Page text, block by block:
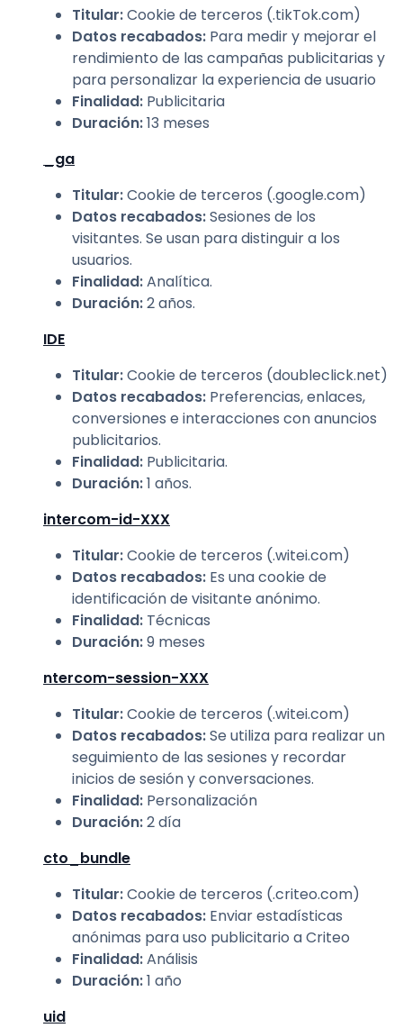
Titular:Cookie de terceros (.tikTok.com)
Datos recabados: Para medir y mejorar el
rendimiento de las campañas publicitarias y
para personalizar la experiencia de usuario
Finalidad: Publicitaria
Duración:13 meses
_ga
Titular:Cookie de terceros (.google.com)
Datos recabados:Sesiones de los
visitantes. Se usan para distinguir a los
usuarios.
Finalidad:Analítica.
Duración:2 años.
IDE
Titular:Cookie de terceros (doubleclick.net)
Datos recabados: Preferencias, enlaces,
conversiones e interacciones con anuncios
publicitarios.
Finalidad: Publicitaria.
Duración:1 años.
intercom-id-XXX
Titular:Cookie de terceros (.witei.com)
Datos recabados: Es una cookie de
identificación de visitante anónimo.
Finalidad: Técnicas
Duración:9 meses
ntercom-session-XXX
Titular:Cookie de terceros (.witei.com)
Datos recabados:Se utiliza para realizar un
seguimiento de las sesiones y recordar
inicios de sesión y conversaciones.
Finalidad: Personalización
Duración:2 día
cto_bundle
Titular:Cookie de terceros (.criteo.com)
Datos recabados: Enviar estadísticas
anónimas para uso publicitario a Criteo
Finalidad:Análisis
Duración:1 año
uid